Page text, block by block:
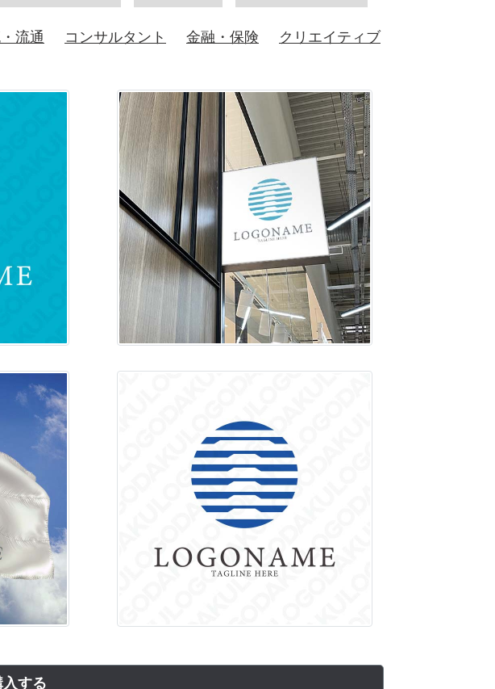
流通 コンサルタント 金融・保険
クリエイティブ
する